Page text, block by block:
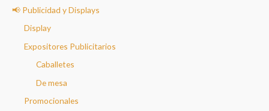
📢 Publicidad y Displays
Display
Expositores Publicitarios
Caballetes
De mesa
Promocionales